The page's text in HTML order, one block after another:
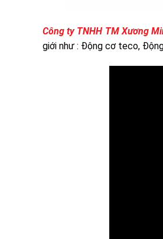
Công ty TNHH TM Xương
giới như : Động cơ teco,